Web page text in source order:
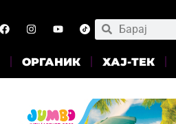
ОРГАНИК ХАЈ-ТЕК